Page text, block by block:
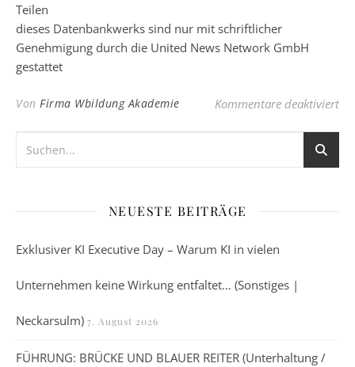
Teilen
dieses Datenbankwerks sind nur mit schriftlicher
Genehmigung durch die United News Network GmbH
gestattet
Von Firma Wbildung Akademie Kommentare deaktiviert
NEUESTE BEITRÄGE
Exklusiver KI Executive Day – Warum KI in vielen
Unternehmen keine Wirkung entfaltet… (Sonstiges |
Neckarsulm) 7. August 2026
FÜHRUNG: BRÜCKE UND BLAUER REITER (Unterhaltung /